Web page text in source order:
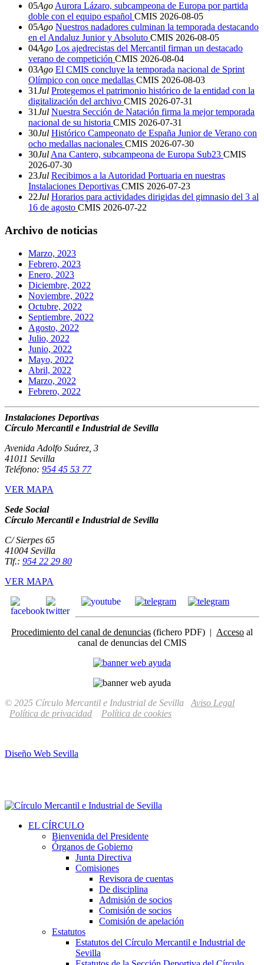
05Ago Aurora Lázaro, subcampeona de Europa por partida
doble con el equipo español CMIS 2026-08-05
05Ago Nuestros nadadores culminan la temporada destacando
en el Andaluz Junior y Absoluto CMIS 2026-08-05
04Ago Los ajedrecistas del Mercantil firman un destacado
verano de competición CMIS 2026-08-04
03Ago El CMIS concluye la temporada nacional de Sprint
Olímpico con once medallas CMIS 2026-08-03
31Jul Protegemos el patrimonio histórico de la entidad con la
digitalización del archivo CMIS 2026-07-31
31Jul Nuestra Sección de Natación firma la mejor temporada
nacional de su historia CMIS 2026-07-31
30Jul Histórico Campeonato de España Junior de Verano con
ocho medallas nacionales CMIS 2026-07-30
30Jul Ana Cantero, subcampeona de Europa Sub23 CMIS
2026-07-30
23Jul Recibimos a la Autoridad Portuaria en nuestras
Instalaciones Deportivas CMIS 2026-07-23
22Jul Horarios para actividades dirigidas del gimnasio del 3 al
16 de agosto CMIS 2026-07-22
Archivo de noticias
Marzo, 2023
Febrero, 2023
Enero, 2023
Diciembre, 2022
Noviembre, 2022
Octubre, 2022
Septiembre, 2022
Agosto, 2022
Julio, 2022
Junio, 2022
Mayo, 2022
Abril, 2022
Marzo, 2022
Febrero, 2022
Instalaciones Deportivas
Círculo Mercantil e Industrial de Sevilla
Avenida Adolfo Suárez, 3
41011 Sevilla
Teléfono: 954 45 53 77
VER MAPA
Sede Social
Círculo Mercantil e Industrial de Sevilla
C/ Sierpes 65
41004 Sevilla
Tlf.: 954 22 29 80
VER MAPA
Procedimiento del canal de denuncias (fichero PDF) | Acceso al
canal de denuncias del CMIS
© 2025 Círculo Mercantil e Industrial de Sevilla Aviso Legal
Política de privacidad
Política de cookies
Diseño Web Sevilla
EL CÍRCULO
Bienvenida del Presidente
Órganos de Gobierno
Junta Directiva
Comisiones
Revisora de cuentas
De disciplina
Admisión de socios
Comisión de socios
Comisión de apelación
Estatutos
Estatutos del Círculo Mercantil e Industrial de
Sevilla